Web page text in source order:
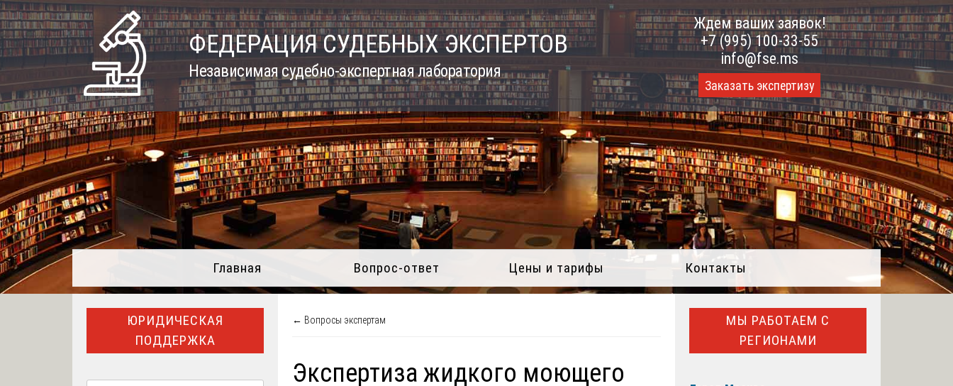
Skip
to
content
ФЕДЕРАЦИЯ СУДЕБНЫХ ЭКСПЕРТОВ
Независимая судебно-экспертная лаборатория
Ждем ваших заявок!
+7 (995) 100-33-55
info@fse.ms
Заказать экспертизу
Главная Вопрос-ответ Цены и тарифы Контакты
← Вопросы экспертам
Экспертиза жидкого моющего
ЮРИДИЧЕСКАЯ
ПОДДЕРЖКА
МЫ РАБОТАЕМ С
РЕГИОНАМИ